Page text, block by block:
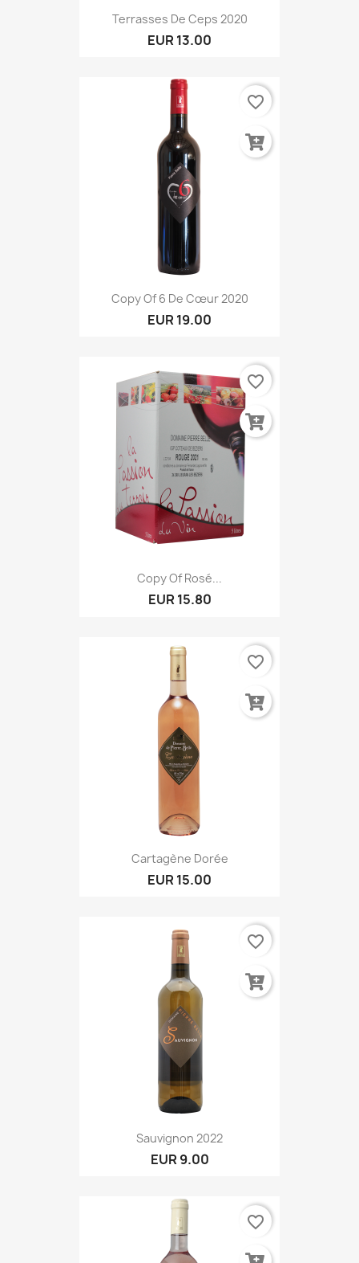
Terrasses De Ceps 2020
EUR 13.00
Copy Of 6 De Cœur 2020
EUR 19.00
favorite_border
Copy Of Rosé...
EUR 15.80
favorite_border
Cartagène Dorée
EUR 15.00
favorite_border
Sauvignon 2022
EUR 9.00
favorite_border
favorite_border